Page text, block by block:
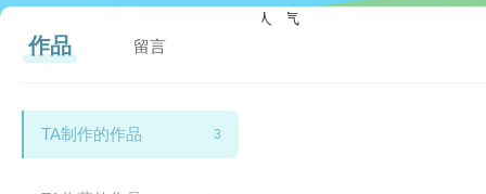
作品 留言
TA制作的作品 3